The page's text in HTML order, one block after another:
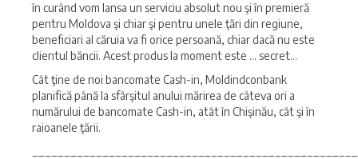
în curând vom lansa un serviciu absolut nou şi în premieră
pentru Moldova şi chiar şi pentru unele ţări din regiune,
beneficiari al căruia va fi orice persoană, chiar dacă nu este
clientul băncii. Acest produs la moment este … secret…
Cât ţine de noi bancomate Cash-in, Moldindconbank
planifică până la sfârşitul anului mărirea de câteva ori a
numărului de bancomate Cash-in, atât în Chişinău, cât şi în
raioanele ţării.